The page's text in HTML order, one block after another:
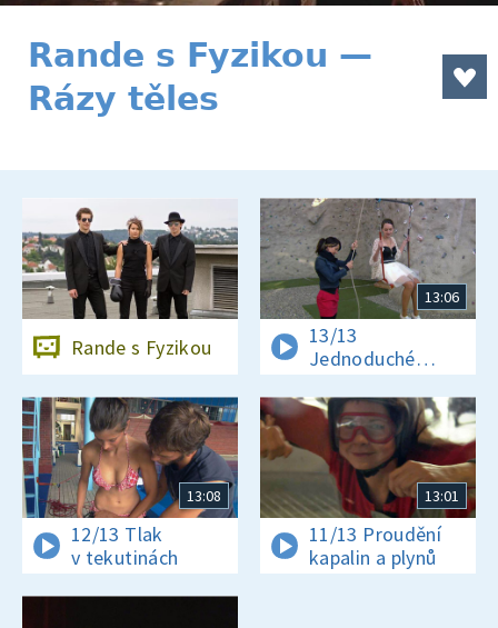
Rande s Fyzikou —
Rázy těles
Rande s Fyzikou
13:06
13/13
Jednoduché
stroje
13:08
12/13 Tlak
v tekutinách
13:01
11/13 Proudění
kapalin a plynů